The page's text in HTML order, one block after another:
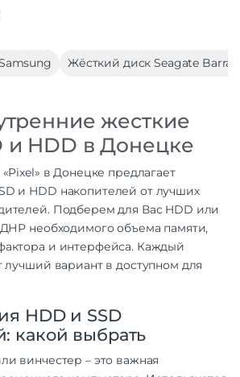
Жёсткий диск Seagate
жесткие
и HDD в Донецке
в Донецке предлагает
и HDD накопителей от лучших
Подберем для Вас HDD или
необходимого объема памяти,
и интерфейса. Каждый
лучший вариант в доступном для
HDD и SSD
какой выбрать
винчестер – это важная